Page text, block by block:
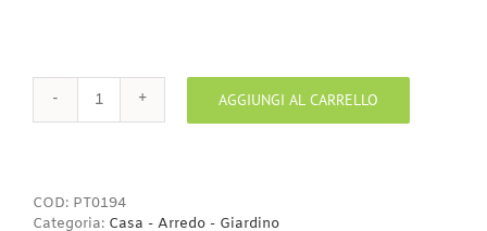
Porta
AGGIUNGI AL CARRELLO
COD: PT0194
Categoria: Casa - Arredo - Giardino